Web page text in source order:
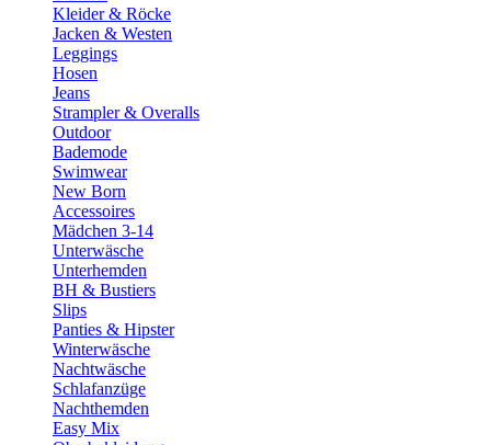
Kleider & Röcke
Jacken & Westen
Leggings
Hosen
Jeans
Strampler & Overalls
Outdoor
Bademode
Swimwear
New Born
Accessoires
Mädchen 3-14
Unterwäsche
Unterhemden
BH & Bustiers
Slips
Panties & Hipster
Winterwäsche
Nachtwäsche
Schlafanzüge
Nachthemden
Easy Mix